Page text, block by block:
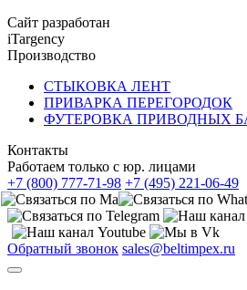
Сайт разработан
iTargency
Производство
СТЫКОВКА ЛЕНТ
ПРИВАРКА ПЕРЕГОРОДОК
ФУТЕРОВКА ПРИВОДНЫХ
Контакты
Работаем только с юр. лицами
+7 (800) 777-71-98 +7 (495) 221-06-49
Обратный звонок sales@beltimpex.ru